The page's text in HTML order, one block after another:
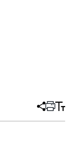
分
文
打 调
大